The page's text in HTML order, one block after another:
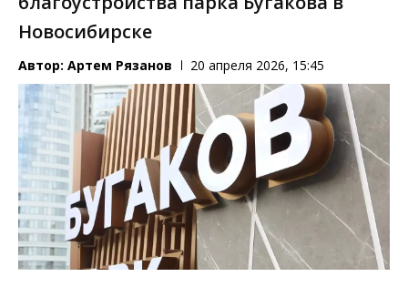
Новосибирске
Автор: Артем Рязанов 20 апреля 2026, 15:45